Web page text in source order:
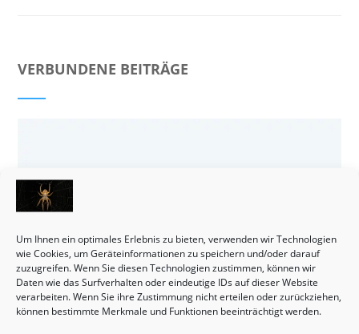
Um Ihnen ein optimales Erlebnis zu bieten, verwenden wir Technologien
wie Cookies, um Geräteinformationen zu speichern und/oder darauf
zuzugreifen. Wenn Sie diesen Technologien zustimmen, können wir
Daten wie das Surfverhalten oder eindeutige IDs auf dieser Website
verarbeiten. Wenn Sie ihre Zustimmung nicht erteilen oder zurückziehen,
können bestimmte Merkmale und Funktionen beeinträchtigt werden.
VERBUNDENE BEITRÄGE